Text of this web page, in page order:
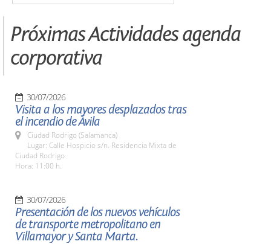
Próximas Actividades agenda
corporativa
30/07/2026
Visita a los mayores desplazados tras
el incendio de Ávila
Ciudad Rodrigo (Salamanca)
Lugar: Calle Hospicio s/n. Residencia Mixta de
Ciudad Rodrigo
Hora: 11:00 h.
30/07/2026
Presentación de los nuevos vehículos
de transporte metropolitano en
Villamayor y Santa Marta.